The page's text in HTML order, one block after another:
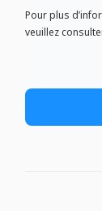
Pour plus
veuillez